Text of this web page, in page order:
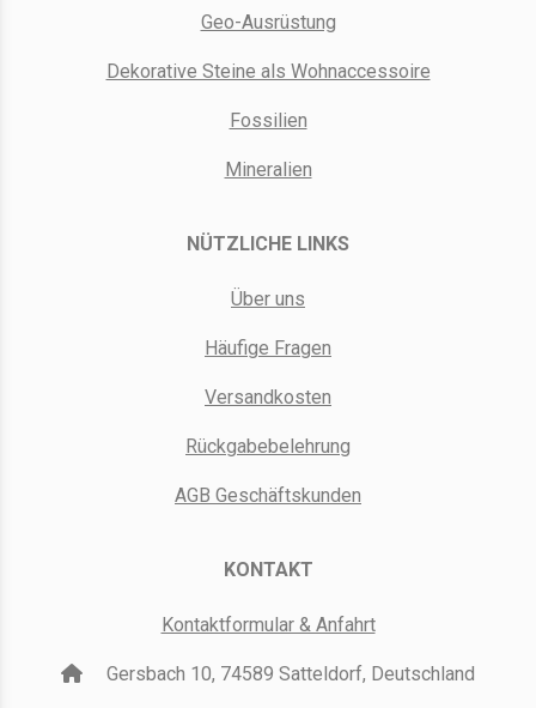
Geo-Ausrüstung
Dekorative Steine als Wohnaccessoire
Fossilien
Mineralien
NÜTZLICHE LINKS
Über uns
Häufige Fragen
Versandkosten
Rückgabebelehrung
AGB Geschäftskunden
KONTAKT
Kontaktformular & Anfahrt
Gersbach 10, 74589 Satteldorf, Deutschland